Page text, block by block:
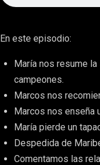
En este episodio:
María nos resume
campeones.
Marcos nos
Marcos nos enseña
María pierde un
Despedida de
Comentamos las